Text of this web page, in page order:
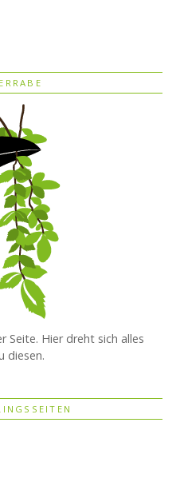
Seite. Hier dreht sich alles
diesen.